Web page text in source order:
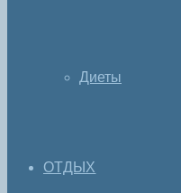
Диеты
ОТДЫХ